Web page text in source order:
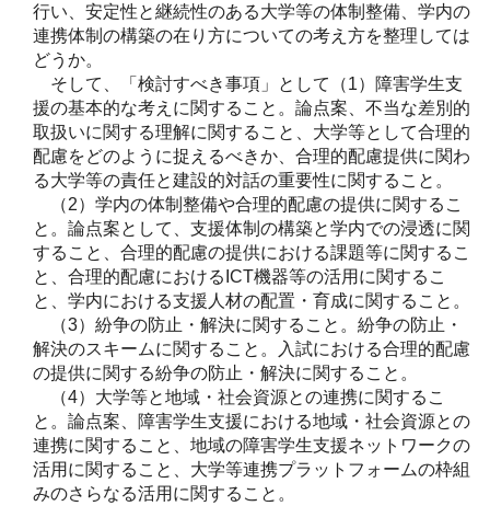
行い、安定性と継続性のある大学等の体制整備、学内の
連携体制の構築の在り方についての考え方を整理しては
どうか。
そして、「検討すべき事項」として（1）障害学生支
援の基本的な考えに関すること。論点案、不当な差別的
取扱いに関する理解に関すること、大学等として合理的
配慮をどのように捉えるべきか、合理的配慮提供に関わ
る大学等の責任と建設的対話の重要性に関すること。
（2）学内の体制整備や合理的配慮の提供に関するこ
と。論点案として、支援体制の構築と学内での浸透に関
すること、合理的配慮の提供における課題等に関するこ
と、合理的配慮におけるICT機器等の活用に関するこ
と、学内における支援人材の配置・育成に関すること。
（3）紛争の防止・解決に関すること。紛争の防止・
解決のスキームに関すること。入試における合理的配慮
の提供に関する紛争の防止・解決に関すること。
（4）大学等と地域・社会資源との連携に関するこ
と。論点案、障害学生支援における地域・社会資源との
連携に関すること、地域の障害学生支援ネットワークの
活用に関すること、大学等連携プラットフォームの枠組
みのさらなる活用に関すること。